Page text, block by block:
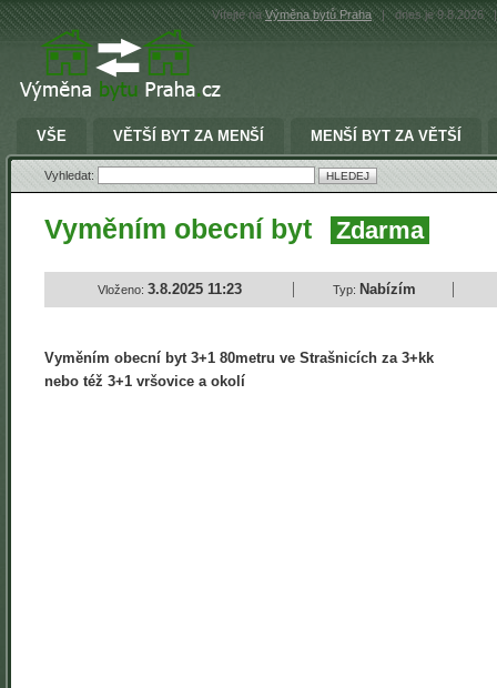
Vítejte naVýměna bytů Praha | dnes je 9.8.2026 |
VŠE VĚTŠÍ BYT ZA MENŠÍ MENŠÍ BYT ZA VĚTŠÍ
Vyhledat:
Vyměním obecní byt Zdarma
Vloženo: 3.8.2025 11:23 Typ: Nabízím
Vyměním obecní byt 3+1 80metru ve Strašnicích za 3+kk
nebo též 3+1 vršovice a okolí